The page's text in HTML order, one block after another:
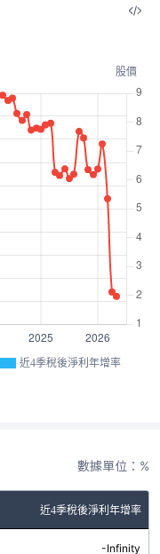
近4季稅後淨利年增率
數據單位：%
近4季稅後淨利年增率
-Infinity